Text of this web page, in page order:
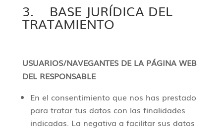
3. BASE JURÍDICA DEL
TRATAMIENTO
USUARIOS/NAVEGANTES DE LA PÁGINA WEB
DEL RESPONSABLE
En el consentimiento que nos has prestado
para tratar tus datos con las finalidades
indicadas. La negativa a facilitar sus datos